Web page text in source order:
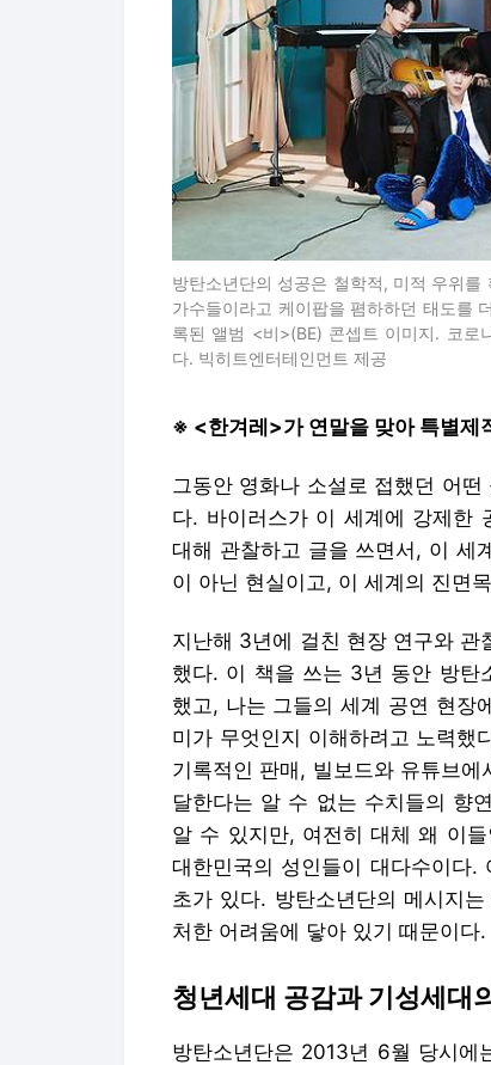
방탄소년단의 성공은 철학적, 미적 우위
가수들이라고 케이팝을 폄하하던 태도를
록된 앨범 <비>(BE) 콘셉트 이미지. 코로
다. 빅히트엔터테인먼트 제공
※ <한겨레>가 연말을 맞아 특별제
그동안 영화나 소설로 접했던 어
다. 바이러스가 이 세계에 강제한
대해 관찰하고 글을 쓰면서, 이 세
이 아닌 현실이고, 이 세계의 진면
지난해 3년에 걸친 현장 연구와
했다. 이 책을 쓰는 3년 동안 방탄
했고, 나는 그들의 세계 공연 현장
미가 무엇인지 이해하려고 노력했
기록적인 판매, 빌보드와 유튜브
달한다는 알 수 없는 수치들의 향
알 수 있지만, 여전히 대체 왜 이
대한민국의 성인들이 대다수이다
초가 있다. 방탄소년단의 메시지
처한 어려움에 닿아 있기 때문이다.
청년세대 공감과 기성세대
방탄소년단은 2013년 6월 당시에